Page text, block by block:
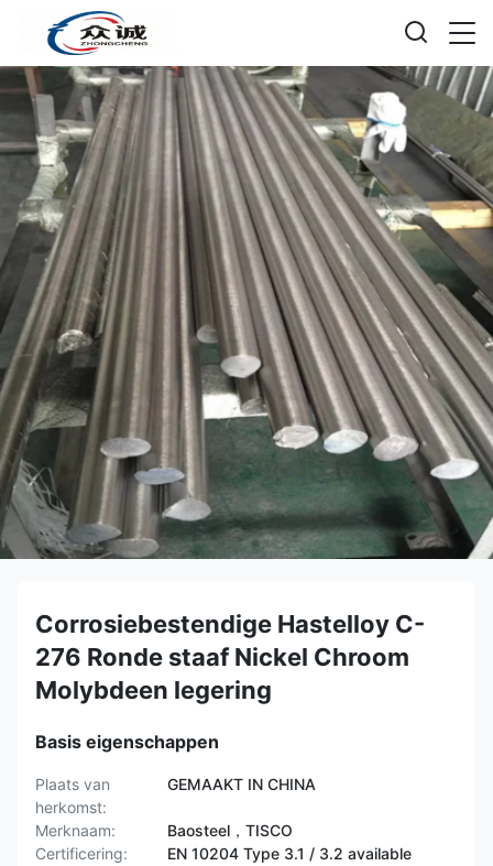
Corrosiebestendige Hastelloy C-
276 Ronde staaf Nickel Chroom
Molybdeen legering
Basis eigenschappen
Plaats van
herkomst:
GEMAAKT IN CHINA
Merknaam:
Baosteel，TISCO
Certificering:
EN 10204 Type 3.1 / 3.2 available